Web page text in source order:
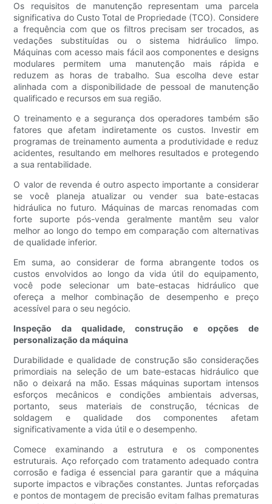
Os requisitos de manutenção representam uma parcela
significativa do Custo Total de Propriedade (TCO). Considere
a frequência com que os filtros precisam ser trocados, as
vedações substituídas ou o sistema hidráulico limpo.
Máquinas com acesso mais fácil aos componentes e designs
modulares permitem uma manutenção mais rápida e
reduzem as horas de trabalho. Sua escolha deve estar
alinhada com a disponibilidade de pessoal de manutenção
qualificado e recursos em sua região.
O treinamento e a segurança dos operadores também são
fatores que afetam indiretamente os custos. Investir em
programas de treinamento aumenta a produtividade e reduz
acidentes, resultando em melhores resultados e protegendo
a sua rentabilidade.
O valor de revenda é outro aspecto importante a considerar
se você planeja atualizar ou vender sua bate-estacas
hidráulica no futuro. Máquinas de marcas renomadas com
forte suporte pós-venda geralmente mantêm seu valor
melhor ao longo do tempo em comparação com alternativas
de qualidade inferior.
Em suma, ao considerar de forma abrangente todos os
custos envolvidos ao longo da vida útil do equipamento,
você pode selecionar um bate-estacas hidráulico que
ofereça a melhor combinação de desempenho e preço
acessível para o seu negócio.
Inspeção da qualidade, construção e opções de
personalização da máquina
Durabilidade e qualidade de construção são considerações
primordiais na seleção de um bate-estacas hidráulico que
não o deixará na mão. Essas máquinas suportam intensos
esforços mecânicos e condições ambientais adversas,
portanto, seus materiais de construção, técnicas de
soldagem e qualidade dos componentes afetam
significativamente a vida útil e o desempenho.
Comece examinando a estrutura e os componentes
estruturais. Aço reforçado com tratamento adequado contra
corrosão e fadiga é essencial para garantir que a máquina
suporte impactos e vibrações constantes. Juntas reforçadas
e pontos de montagem de precisão evitam falhas prematuras